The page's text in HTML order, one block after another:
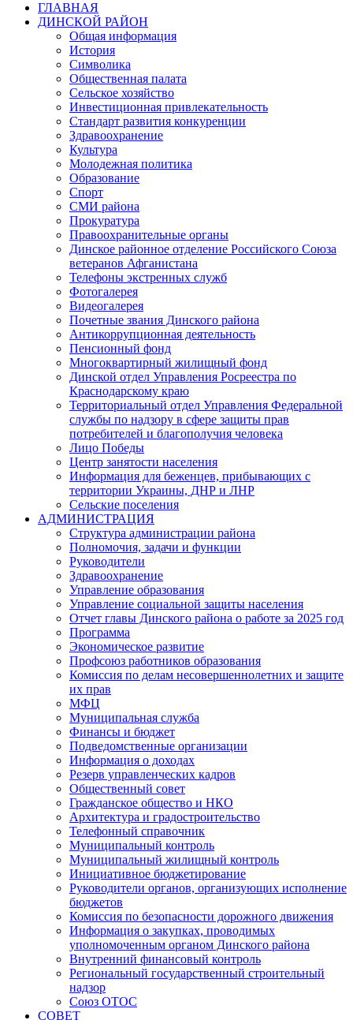
ГЛАВНАЯ
ДИНСКОЙ РАЙОН
Общая информация
История
Символика
Общественная палата
Сельское хозяйство
Инвестиционная привлекательность
Стандарт развития конкуренции
Здравоохранение
Культура
Молодежная политика
Образование
Спорт
СМИ района
Прокуратура
Правоохранительные органы
Динское районное отделение Российского Союза
ветеранов Афганистана
Телефоны экстренных служб
Фотогалерея
Видеогалерея
Почетные звания Динского района
Антикоррупционная деятельность
Пенсионный фонд
Многоквартирный жилищный фонд
Динской отдел Управления Росреестра по
Краснодарскому краю
Территориальный отдел Управления Федеральной
службы по надзору в сфере защиты прав
потребителей и благополучия человека
Лицо Победы
Центр занятости населения
Информация для беженцев, прибывающих с
территории Украины, ДНР и ЛНР
Сельские поселения
АДМИНИСТРАЦИЯ
Структура администрации района
Полномочия, задачи и функции
Руководители
Здравоохранение
Управление образования
Управление социальной защиты населения
Отчет главы Динского района о работе за 2025 год
Программа
Экономическое развитие
Профсоюз работников образования
Комиссия по делам несовершеннолетних и защите
их прав
МФЦ
Муниципальная служба
Финансы и бюджет
Подведомственные организации
Информация о доходах
Резерв управленческих кадров
Общественный совет
Гражданское общество и НКО
Архитектура и градостроительство
Телефонный справочник
Муниципальный контроль
Муниципальный жилищный контроль
Инициативное бюджетирование
Руководители органов, организующих исполнение
бюджетов
Комиссия по безопасности дорожного движения
Информация о закупках, проводимых
уполномоченным органом Динского района
Внутренний финансовый контроль
Региональный государственный строительный
надзор
Союз ОТОС
СОВЕТ